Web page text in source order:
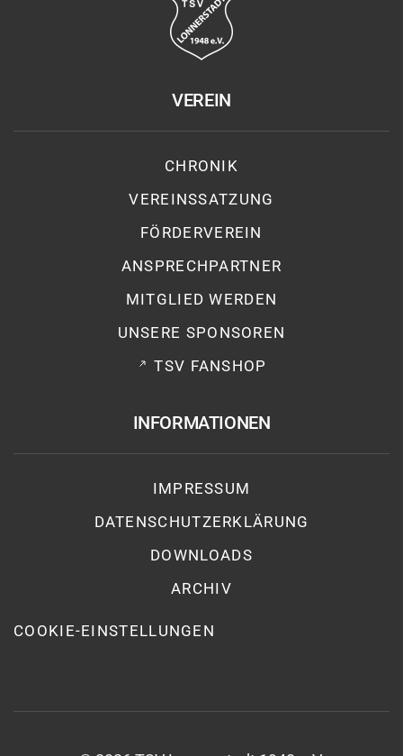
VEREIN
CHRONIK
VEREINSSATZUNG
FÖRDERVEREIN
ANSPRECHPARTNER
MITGLIED WERDEN
UNSERE SPONSOREN
TSV FANSHOP
INFORMATIONEN
IMPRESSUM
DATENSCHUTZ­ERKLÄRUNG
DOWNLOADS
ARCHIV
COOKIE-EINSTELLUNGEN